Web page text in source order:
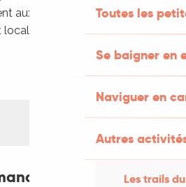
Toutes les
Se baigner en
Naviguer en
Autres
Les trails
aux producteurs, vous
local tout en vous régalant
à Pinsac